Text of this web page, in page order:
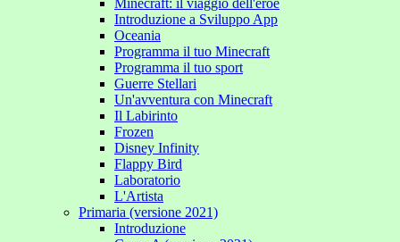
Minecraft: il viaggio dell'eroe
Introduzione a Sviluppo App
Oceania
Programma il tuo Minecraft
Programma il tuo sport
Guerre Stellari
Un'avventura con Minecraft
Il Labirinto
Frozen
Disney Infinity
Flappy Bird
Laboratorio
L'Artista
Primaria (versione 2021)
Introduzione